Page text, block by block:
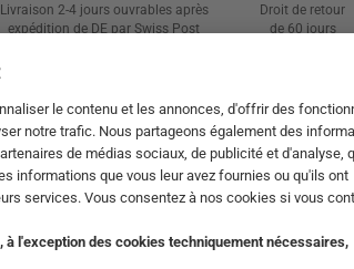
Livraison 2-4 jours ouvrables après
expédition de DE par Swiss Post
Droit de retour
de 60 jours